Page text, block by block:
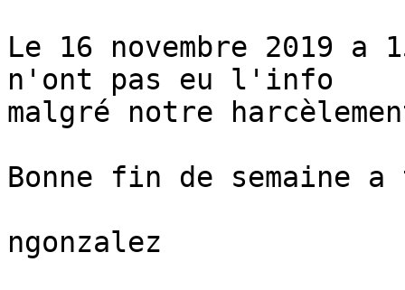
Le 16 novembre 2019 a
n'ont pas eu l'info
malgré notre
Bonne fin de semaine
ngonzalez